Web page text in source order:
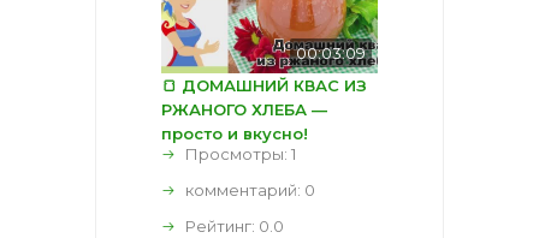
00:03:09
🍞 ДОМАШНИЙ КВАС ИЗ
РЖАНОГО ХЛЕБА —
просто и вкусно!
Просмотры: 1
комментарий: 0
Рейтинг: 0.0